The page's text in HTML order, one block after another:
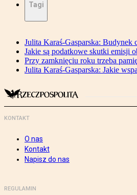
Tagi
Julita Karaś-Gasparska: Budynek
Jakie są podatkowe skutki emisji
Przy zamknięciu roku trzeba
Julita Karaś-Gasparska: Jakie
KONTAKT
O nas
Kontakt
Napisz do nas
REGULAMIN